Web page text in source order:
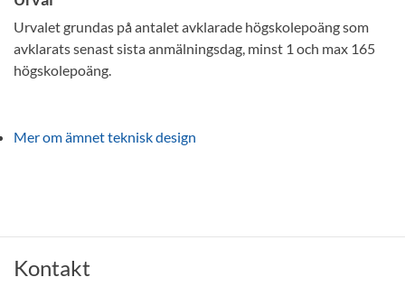
Urvalet grundas på antalet avklarade högskolepoäng som
avklarats senast sista anmälningsdag, minst 1 och max 165
högskolepoäng.
Mer om ämnet teknisk design
Kontakt